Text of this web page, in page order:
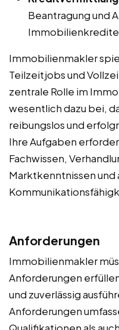
Beantragung und
Immobilienmakler
Teilzeitjobs und
zentrale Rolle im
wesentlich dazu bei,
reibungslos und
Ihre Aufgaben
Fachwissen,
Marktkenntnissen
Anforderungen
Immobilienmakler
Anforderungen
und zuverlässig
Anforderungen